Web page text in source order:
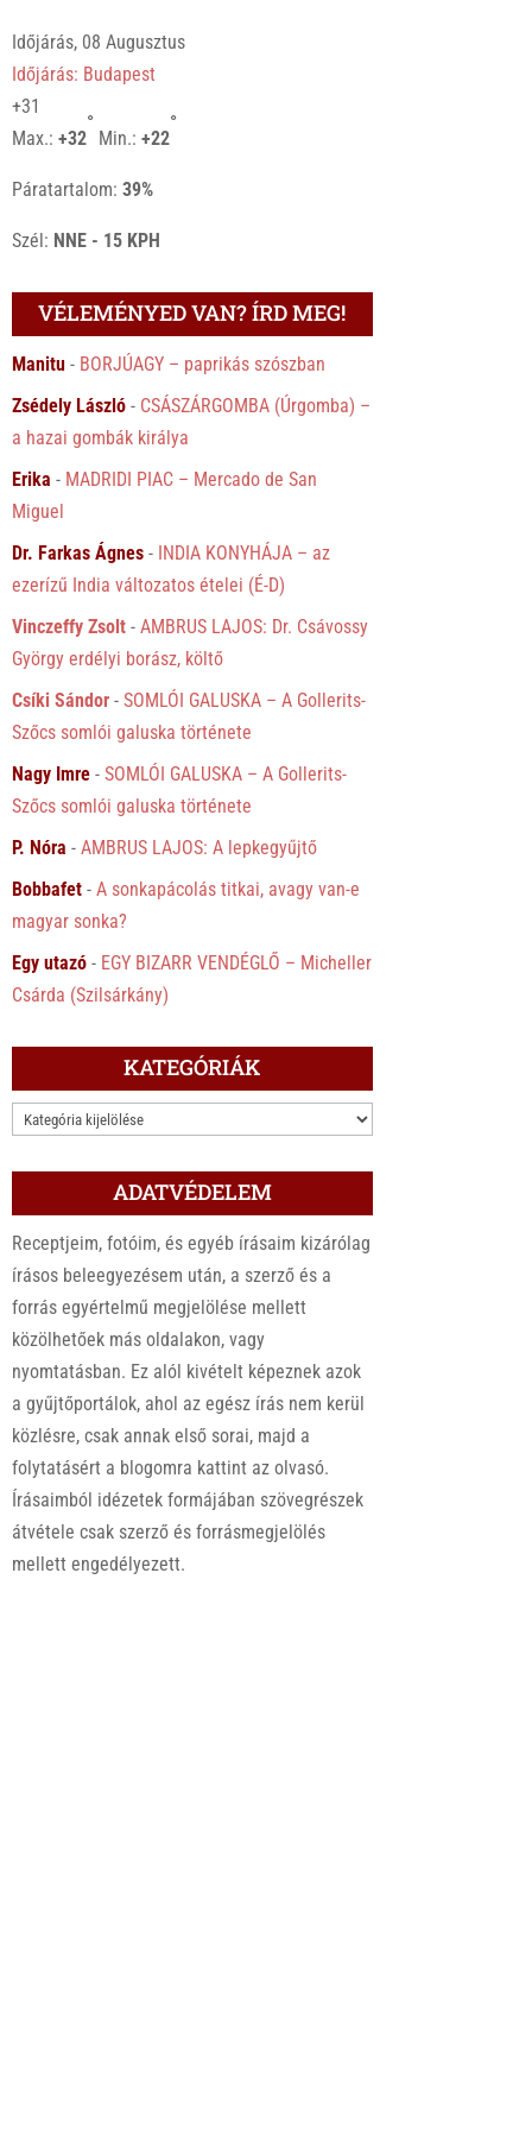
Időjárás, 08 Augusztus
Időjárás: Budapest
+31
Max.:+32
°
Min.:+22
°
Páratartalom:39%
Szél: NNE - 15 KPH
VÉLEMÉNYED VAN? ÍRD MEG!
Manitu - BORJÚAGY – paprikás szószban
Zsédely László - CSÁSZÁRGOMBA (Úrgomba) –
a hazai gombák királya
Erika - MADRIDI PIAC – Mercado de San
Miguel
Dr. Farkas Ágnes - INDIA KONYHÁJA – az
ezerízű India változatos ételei (É-D)
Vinczeffy Zsolt -AMBRUS LAJOS: Dr. Csávossy
György erdélyi borász, költő
Csíki Sándor -SOMLÓI GALUSKA – A Gollerits-
Szőcs somlói galuska története
Nagy Imre -SOMLÓI GALUSKA – A Gollerits-
Szőcs somlói galuska története
P. Nóra -AMBRUS LAJOS: A lepkegyűjtő
Bobbafet -A sonkapácolás titkai, avagy van-e
magyar sonka?
Egy utazó - EGY BIZARR VENDÉGLŐ – Micheller
Csárda (Szilsárkány)
KATEGÓRIÁK
KATEGÓRIÁK
ADATVÉDELEM
Receptjeim, fotóim, és egyéb írásaim kizárólag
írásos beleegyezésem után, a szerző és a
forrás egyértelmű megjelölése mellett
közölhetőek más oldalakon, vagy
nyomtatásban. Ez alól kivételt képeznek azok
a gyűjtőportálok, ahol az egész írás nem kerül
közlésre, csak annak első sorai, majd a
folytatásért a blogomra kattint az olvasó.
Írásaimból idézetek formájában szövegrészek
átvétele csak szerző és forrásmegjelölés
mellett engedélyezett.